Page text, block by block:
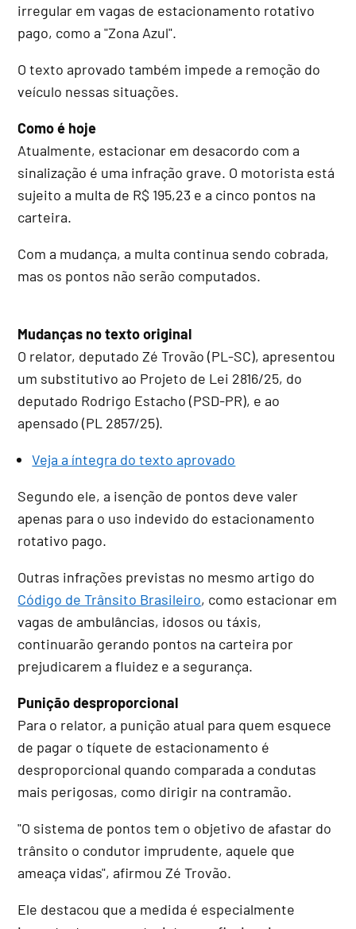
irregular em vagas de estacionamento rotativo
pago, como a "Zona Azul".
O texto aprovado também impede a remoção do
veículo nessas situações.
Como é hoje
Atualmente, estacionar em desacordo com a
sinalização é uma infração grave. O motorista está
sujeito a multa de R$ 195,23 e a cinco pontos na
carteira.
Com a mudança, a multa continua sendo cobrada,
mas os pontos não serão computados.
Mudanças no texto original
O relator, deputado Zé Trovão (PL-SC), apresentou
um substitutivo ao Projeto de Lei 2816/25, do
deputado Rodrigo Estacho (PSD-PR), e ao
apensado (PL 2857/25).
Veja a íntegra do texto aprovado
Segundo ele, a isenção de pontos deve valer
apenas para o uso indevido do estacionamento
rotativo pago.
Outras infrações previstas no mesmo artigo do
Código de Trânsito Brasileiro, como estacionar em
vagas de ambulâncias, idosos ou táxis,
continuarão gerando pontos na carteira por
prejudicarem a fluidez e a segurança.
Punição desproporcional
Para o relator, a punição atual para quem esquece
de pagar o tíquete de estacionamento é
desproporcional quando comparada a condutas
mais perigosas, como dirigir na contramão.
"O sistema de pontos tem o objetivo de afastar do
trânsito o condutor imprudente, aquele que
ameaça vidas", afirmou Zé Trovão.
Ele destacou que a medida é especialmente